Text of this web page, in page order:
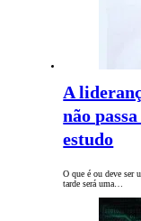
A
não
estudo
O que é ou deve ser
tarde será uma…